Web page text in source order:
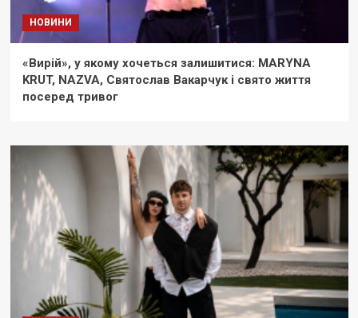
НОВИНИ
«Вирій», у якому хочеться залишитися: MARYNA
KRUT, NAZVA, Святослав Вакарчук і свято життя
посеред тривог